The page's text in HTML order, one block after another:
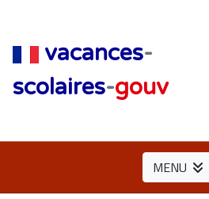
vacances-
scolaires-gouv
MENU